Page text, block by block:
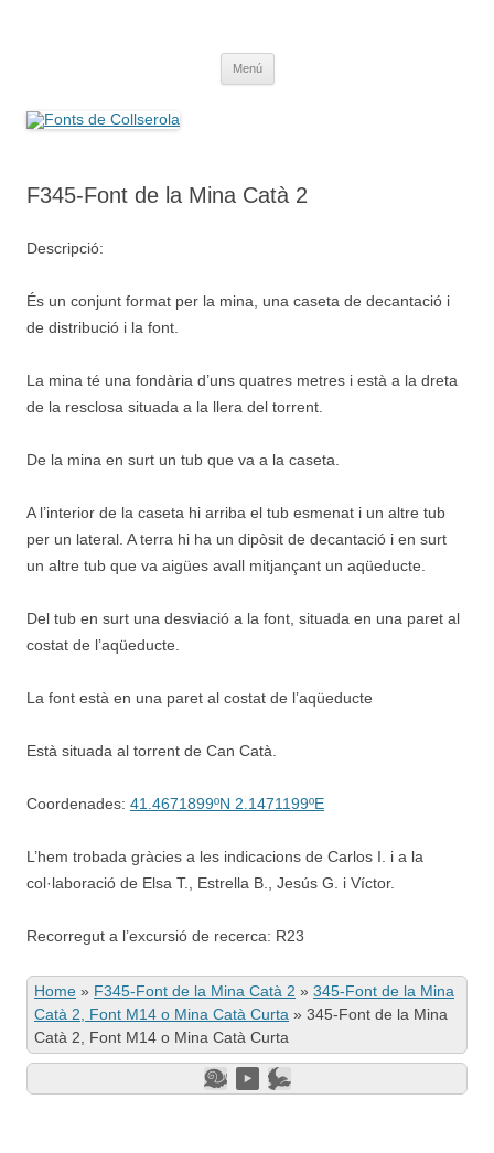
Menú
F345-Font de la Mina Catà 2
Descripció:
És un conjunt format per la mina, una caseta de decantació i
de distribució i la font.
La mina té una fondària d’uns quatres metres i està a la dreta
de la resclosa situada a la llera del torrent.
De la mina en surt un tub que va a la caseta.
A l’interior de la caseta hi arriba el tub esmenat i un altre tub
per un lateral. A terra hi ha un dipòsit de decantació i en surt
un altre tub que va aigües avall mitjançant un aqüeducte.
Del tub en surt una desviació a la font, situada en una paret al
costat de l’aqüeducte.
La font està en una paret al costat de l’aqüeducte
Està situada al torrent de Can Catà.
Coordenades: 41.4671899ºN 2.1471199ºE
L’hem trobada gràcies a les indicacions de Carlos I. i a la
col·laboració de Elsa T., Estrella B., Jesús G. i Víctor.
Recorregut a l’excursió de recerca: R23
Home » F345-Font de la Mina Catà 2 » 345-Font de la Mina
Catà 2, Font M14 o Mina Catà Curta » 345-Font de la Mina
Catà 2, Font M14 o Mina Catà Curta